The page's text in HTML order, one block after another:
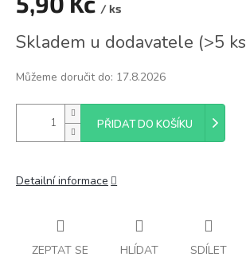
/ ks
cena:
Skladem u dodavatele (>5 ks
Můžeme doručit do: 17.8.2026
PŘIDAT DO KOŠÍKU
Detailní informace
ZEPTAT SE HLÍDAT SDÍLET